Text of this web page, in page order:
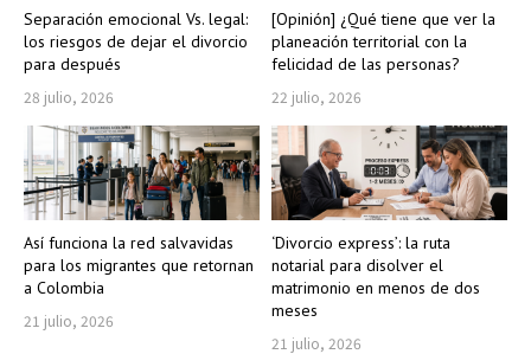
Separación emocional Vs. legal:
los riesgos de dejar el divorcio
para después
28 julio, 2026
[Opinión] ¿Qué tiene que ver la
planeación territorial con la
felicidad de las personas?
22 julio, 2026
Así funciona la red salvavidas
para los migrantes que retornan
a Colombia
21 julio, 2026
‘Divorcio express’: la ruta
notarial para disolver el
matrimonio en menos de dos
meses
21 julio, 2026